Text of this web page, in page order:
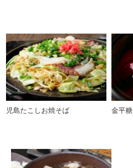
児島たこしお焼そば 金平糖